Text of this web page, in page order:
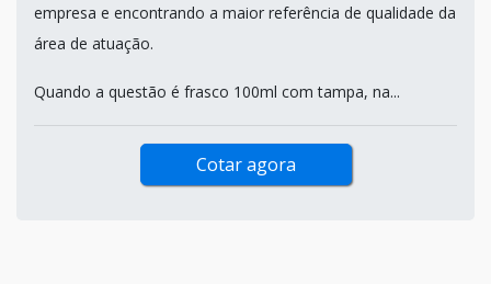
empresa e encontrando a maior referência de qualidade da
área de atuação.
Quando a questão é frasco 100ml com tampa, na...
Cotar agora